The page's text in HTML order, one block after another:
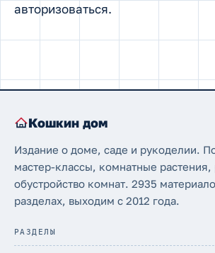
авторизоваться.
Кошкин дом
Издание о доме, саде и рукоделии.
мастер-классы, комнатные растения,
обустройство комнат. 2935
разделах, выходим с 2012 года.
РАЗДЕЛЫ